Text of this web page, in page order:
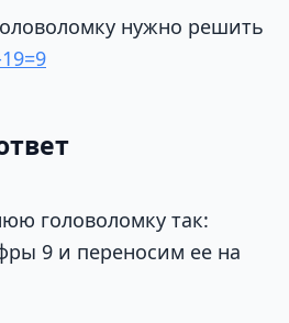
нужно решить
головоломку так:
9 и переносим ее на